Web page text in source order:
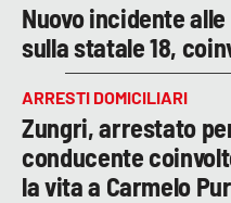
Nuovo incidente
sulla statale 18,
ARRESTI DOMICILIARI
Zungri, arrestato
conducente
la vita a Carmelo